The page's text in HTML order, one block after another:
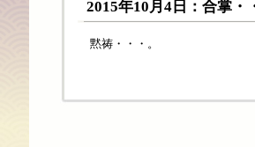
2015年10月4日：合掌・
黙祷・・・。